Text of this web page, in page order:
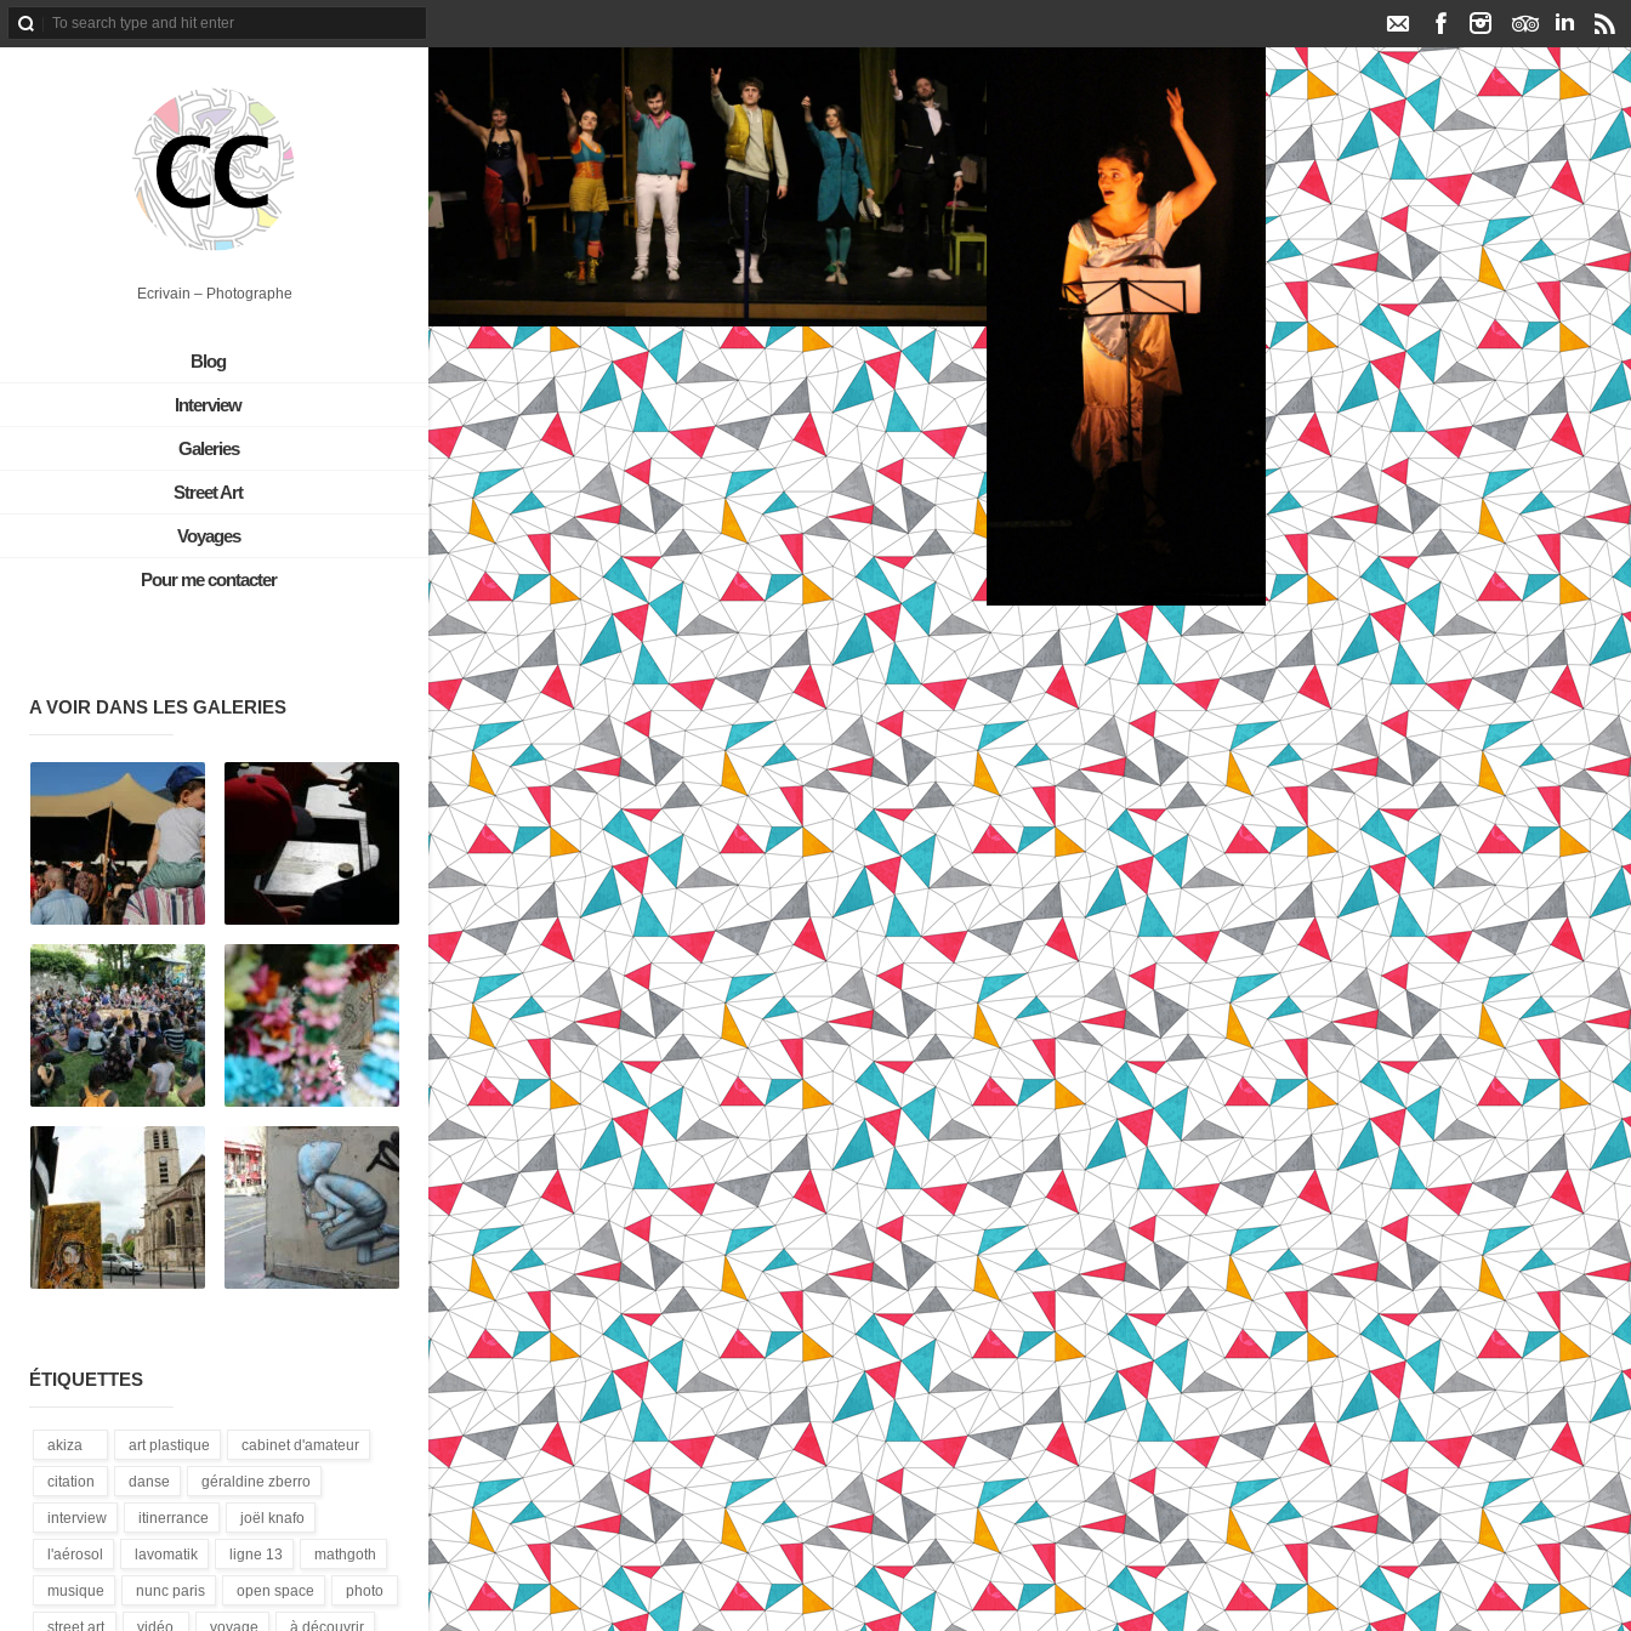
Ecrivain – Photographe
Blog
Interview
Galeries
Street Art
Voyages
Pour me contacter
A VOIR DANS LES GALERIES
ÉTIQUETTES
akiza
(21)
art plastique
(28)
cabinet d'amateur
(12)
citation
(18)
danse
(1)
géraldine zberro
interview
(15)
itinerrance
(16)
joël knafo
(3)
l'aérosol
(14)
lavomatik
(31)
ligne 13
(4)
mathgoth
(24)
musique
(13)
nunc paris
(5)
open space
(1)
photo
(3)
street art vidéo voyage à découvrir